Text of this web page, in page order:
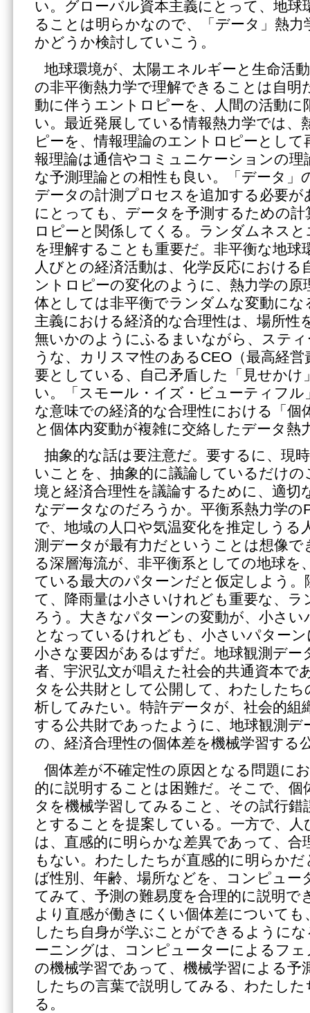
い。グローバル資本主義にとって、地球
ることは明らかなので、「データ」熱力
かどうか検討していこう。
地球環境が、太陽エネルギーと生命活
の非平衡熱力学で理解できることは自明
動に伴うエントロピーを、人間の活動に
い。最近発展している情報熱力学では、
ピーを、情報理論のエントロピーとして
報理論は通信やコミュニケーションの理
な予測理論との相性も良い。「データ」
データの計測プロセスを追加する必要が
にとっても、データを予測するための
ロピーと関係してくる。ランダムネス
を理解することも重要だ。非平衡な地球
人びとの経済活動は、化学反応における
ントロピーの変化のように、熱力学の原
体としては非平衡でランダムな変動に
主義における経済的な合理性は、場所性
無いかのようにふるまいながら、ステ
うな、カリスマ性のあるCEO（最高経
要としている、自己矛盾した「見せかけ
い。「スモール・イズ・ビューティフル
な意味での経済的な合理性における「個
と個体内変動が複雑に交絡したデータ熱
抽象的な話は要注意だ。要するに、現
いことを、抽象的に議論しているだけ
境と経済合理性を議論するために、適切
なデータなのだろうか。平衡系熱力学の
で、地域の人口や気温変化を推定しうる
測データが最有力だということは想像で
る深層海流が、非平衡系としての地球を
ている最大のパターンだと仮定しよう。
て、降雨量は小さいけれども重要な、
ろう。大きなパターンの変動が、小さい
となっているけれども、小さいパター
小さな要因があるはずだ。地球観測デー
者、宇沢弘文が唱えた社会的共通資本で
タを公共財として公開して、わたした
析してみたい。特許データが、社会的組
する公共財であったように、地球観測デ
の、経済合理性の個体差を機械学習する
個体差が不確定性の原因となる問題に
的に説明することは困難だ。そこで、個
タを機械学習してみること、その試行錯
とすることを提案している。一方で、
は、直感的に明らかな差異であって、合
もない。わたしたちが直感的に明らか
ば性別、年齢、場所などを、コンピュー
てみて、予測の難易度を合理的に説明で
より直感が働きにくい個体差について
したち自身が学ぶことができるように
ーニングは、コンピューターによるフ
の機械学習であって、機械学習による予
したちの言葉で説明してみる、わたし
る。